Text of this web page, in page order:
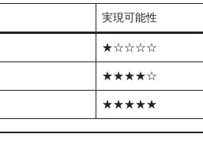
実現可能性
★☆☆☆☆
★★★★☆
★★★★★